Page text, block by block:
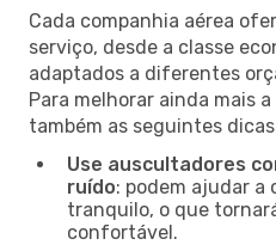
Cada companhia aérea
serviço, desde a classe
adaptados a diferentes
Para melhorar ainda mais
também as seguintes
Use auscultadores
ruído: podem ajudar a
tranquilo, o que
confortável.